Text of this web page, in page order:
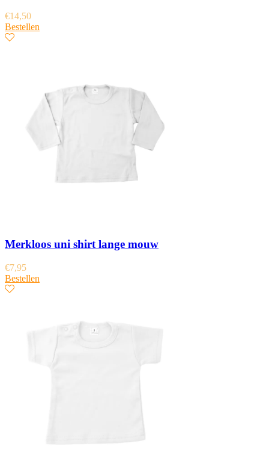
€14,50
Bestellen
Merkloos uni shirt lange mouw
€7,95
Bestellen